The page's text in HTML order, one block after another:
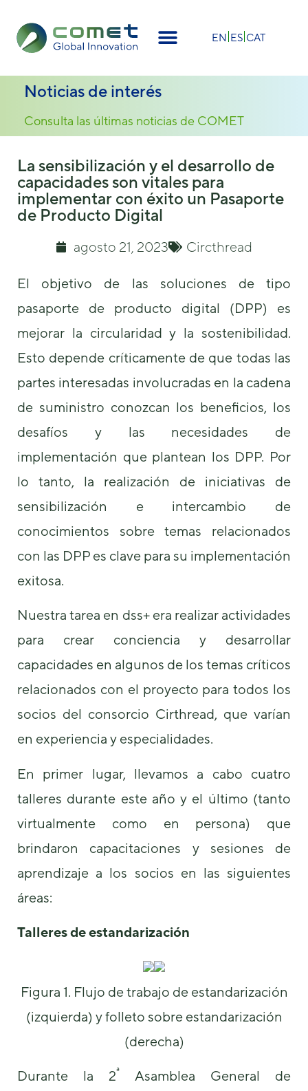
EN ES CAT
Noticias de interés
Consulta las últimas noticias de COMET
La sensibilización y el desarrollo de
capacidades son vitales para
implementar con éxito un Pasaporte
de Producto Digital
agosto 21, 2023 Circthread
El objetivo de las soluciones de tipo
pasaporte de producto digital (DPP) es
mejorar la circularidad y la sostenibilidad.
Esto depende críticamente de que todas las
partes interesadas involucradas en la cadena
de suministro conozcan los beneficios, los
desafíos y las necesidades de
implementación que plantean los DPP. Por
lo tanto, la realización de iniciativas de
sensibilización e intercambio de
conocimientos sobre temas relacionados
con las DPP es clave para su implementación
exitosa.
Nuestra tarea en dss+ era realizar actividades
para crear conciencia y desarrollar
capacidades en algunos de los temas críticos
relacionados con el proyecto para todos los
socios del consorcio Cirthread, que varían
en experiencia y especialidades.
En primer lugar, llevamos a cabo cuatro
talleres durante este año y el último (tanto
virtualmente como en persona) que
brindaron capacitaciones y sesiones de
aprendizaje a los socios en las siguientes
áreas:
Talleres de estandarización
Figura 1. Flujo de trabajo de estandarización
(izquierda) y folleto sobre estandarización
(derecha)
Durante la 2ª
Asamblea General de
Estas
cookies no
son
opcionales.
necesarias
funcione la
Para que
podamos
mejorar la
funcionalidad
y estructura
base a cómo
web.
Experiencia
Para que
nuestra web
funcione lo
mejor posible
durante tu
visita. Si
cookies,
de la web.
Al compartir tus
comportamiento
nuestro sitio,
posibilidad de